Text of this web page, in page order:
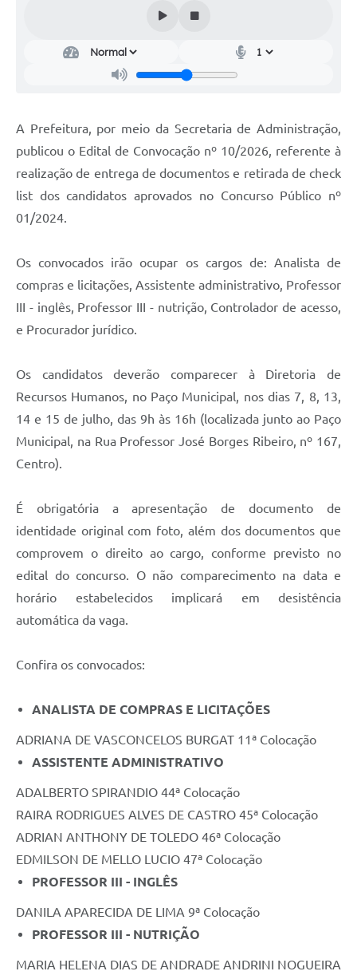
Cemitérios
Projetos
Editais
Jornal
Diário Oficial
Notícias
A Prefeitura, por meio da Secretaria de Administração,
publicou o Edital de Convocação nº 10/2026, referente à
realização de entrega de documentos e retirada de check
list dos candidatos aprovados no Concurso Público nº
01/2024.
Os convocados irão ocupar os cargos de: Analista de
compras e licitações, Assistente administrativo, Professor
III - inglês, Professor III - nutrição, Controlador de acesso,
e Procurador jurídico.
Os candidatos deverão comparecer à Diretoria de
Recursos Humanos, no Paço Municipal, nos dias 7, 8, 13,
14 e 15 de julho, das 9h às 16h (localizada junto ao Paço
Municipal, na Rua Professor José Borges Ribeiro, nº 167,
Centro).
É obrigatória a apresentação de documento de
identidade original com foto, além dos documentos que
comprovem o direito ao cargo, conforme previsto no
edital do concurso. O não comparecimento na data e
horário estabelecidos implicará em desistência
automática da vaga.
Confira os convocados:
ANALISTA DE COMPRAS E LICITAÇÕES
ADRIANA DE VASCONCELOS BURGAT 11ª Colocação
ASSISTENTE ADMINISTRATIVO
ADALBERTO SPIRANDIO 44ª Colocação
RAIRA RODRIGUES ALVES DE CASTRO 45ª Colocação
ADRIAN ANTHONY DE TOLEDO 46ª Colocação
EDMILSON DE MELLO LUCIO 47ª Colocação
PROFESSOR III - INGLÊS
DANILA APARECIDA DE LIMA 9ª Colocação
PROFESSOR III - NUTRIÇÃO
MARIA HELENA DIAS DE ANDRADE ANDRINI NOGUEIRA